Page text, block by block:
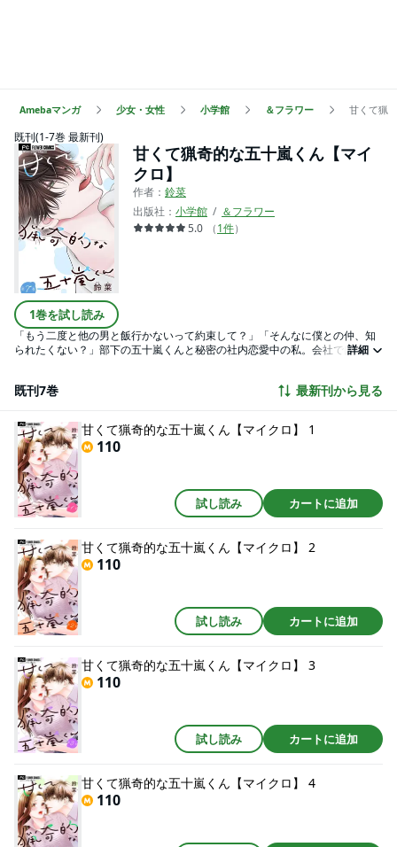
Amebaマンガ 少女・女性 小学館 ＆フラワー 甘くて猟
既刊(1-7巻 最新刊)
1巻を試し読み
甘くて猟奇的な五十嵐くん【マイ
クロ】
作者： 鈴菜
出版社： 小学館
＆フラワー
5.0
（1件）
「もう二度と他の男と飯行かないって約束して？」「そんなに僕との仲、知
られたくない？」部下の五十嵐くんと秘密の社内恋愛中の私。会社では子犬
詳細
既刊7巻 最新刊から見る
甘くて猟奇的な五十嵐くん【マイクロ】 1
110
試し読み カートに追加
甘くて猟奇的な五十嵐くん【マイクロ】 2
110
試し読み カートに追加
甘くて猟奇的な五十嵐くん【マイクロ】 3
110
試し読み カートに追加
甘くて猟奇的な五十嵐くん【マイクロ】 4
110